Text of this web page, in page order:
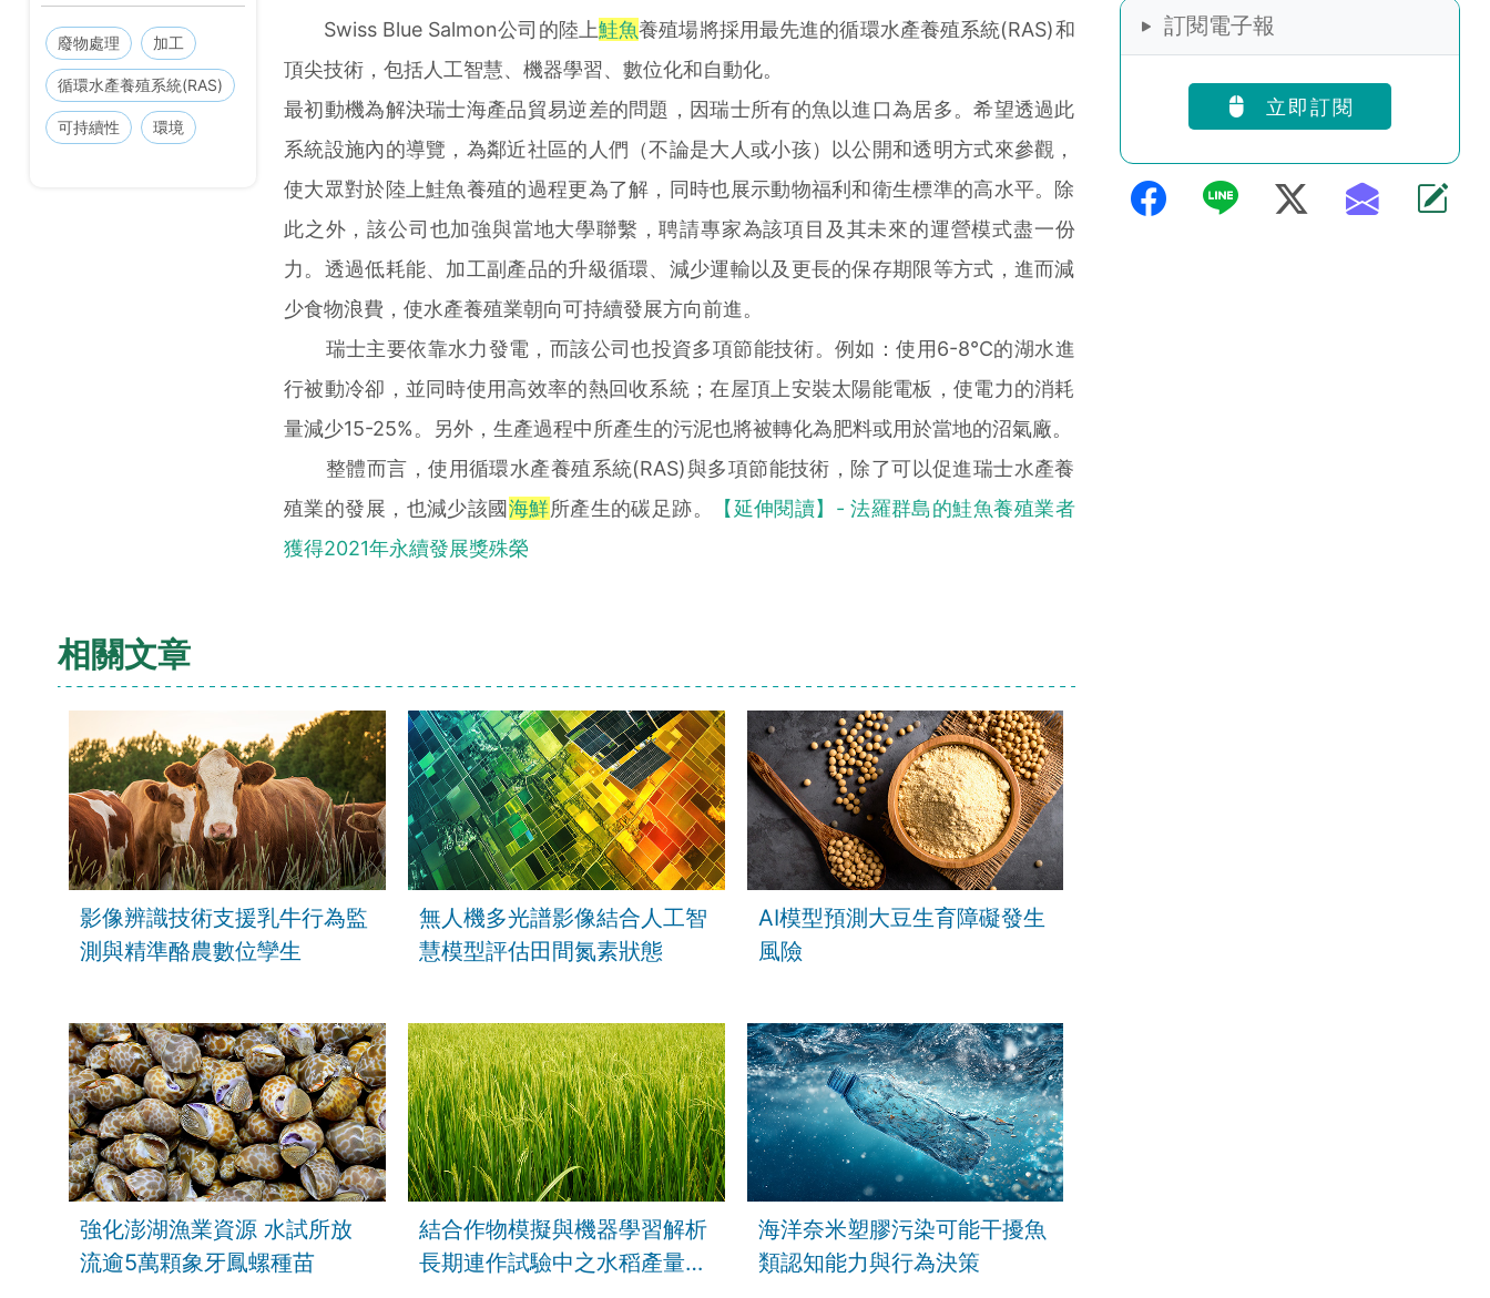
廢物處理 加工
循環水產養殖系統(RAS)
可持續性 環境
Swiss Blue Salmon公司的陸上鮭魚養殖場將採用最先進的循環水產養殖系統(RAS)和
頂尖技術，包括人工智慧、機器學習、數位化和自動化。
最初動機為解決瑞士海產品貿易逆差的問題，因瑞士所有的魚以進口為居多。希望透過此
系統設施內的導覽，為鄰近社區的人們（不論是大人或小孩）以公開和透明方式來參觀，
使大眾對於陸上鮭魚養殖的過程更為了解，同時也展示動物福利和衛生標準的高水平。除
此之外，該公司也加強與當地大學聯繫，聘請專家為該項目及其未來的運營模式盡一份
力。透過低耗能、加工副產品的升級循環、減少運輸以及更長的保存期限等方式，進而減
少食物浪費，使水產養殖業朝向可持續發展方向前進。
瑞士主要依靠水力發電，而該公司也投資多項節能技術。例如：使用6-8°C的湖水進
行被動冷卻，並同時使用高效率的熱回收系統；在屋頂上安裝太陽能電板，使電力的消耗
量減少15-25%。另外，生產過程中所產生的污泥也將被轉化為肥料或用於當地的沼氣廠。
整體而言，使用循環水產養殖系統(RAS)與多項節能技術，除了可以促進瑞士水產養
殖業的發展，也減少該國海鮮所產生的碳足跡。
【延伸閱讀】- 法羅群島的鮭魚養殖業者
獲得2021年永續發展獎殊榮
相關文章
影像辨識技術支援乳牛行為監
測與精準酪農數位孿生
無人機多光譜影像結合人工智
慧模型評估田間氮素狀態
AI模型預測大豆生育障礙發生
風險
強化澎湖漁業資源 水試所放
流逾5萬顆象牙鳳螺種苗
結合作物模擬與機器學習解析
長期連作試驗中之水稻產量差
海洋奈米塑膠污染可能干擾魚
類認知能力與行為決策
訂閱電子報
立即訂閱